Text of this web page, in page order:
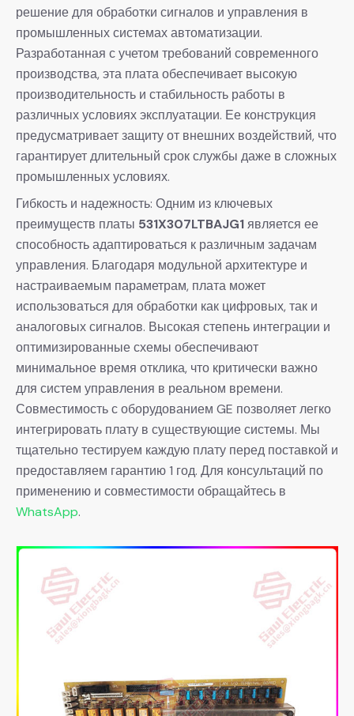
решение для обработки сигналов и управления в
промышленных системах автоматизации.
Разработанная с учетом требований современного
производства, эта плата обеспечивает высокую
производительность и стабильность работы в
различных условиях эксплуатации. Ее конструкция
предусматривает защиту от внешних воздействий, что
гарантирует длительный срок службы даже в сложных
промышленных условиях.
Гибкость и надежность: Одним из ключевых
преимуществ платы 531X307LTBAJG1является ее
способность адаптироваться к различным задачам
управления. Благодаря модульной архитектуре и
настраиваемым параметрам, плата может
использоваться для обработки как цифровых, так и
аналоговых сигналов. Высокая степень интеграции и
оптимизированные схемы обеспечивают
минимальное время отклика, что критически важно
для систем управления в реальном времени.
Совместимость с оборудованием GE позволяет легко
интегрировать плату в существующие системы. Мы
тщательно тестируем каждую плату перед поставкой и
предоставляем гарантию 1 год. Для консультаций по
применению и совместимости обращайтесь в
WhatsApp.